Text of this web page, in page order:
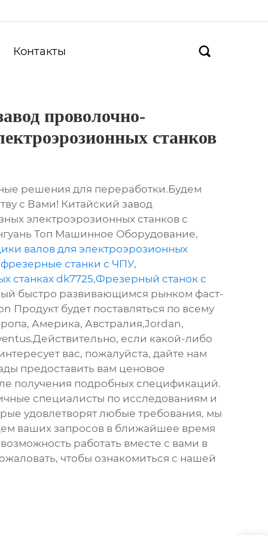
Контакты 
проволочно-
станков
решения для переработки.Будем
с Вами! Китайский завод
электроэрозионных станков с
Топ Машинное Оборудование,
валов для электроэрозионных
станки с ЧПУ,
станках dk7725,Фрезерный станок с
быстро развивающимся рынком фаст-
Продукт будет поставляться по всему
Америка, Австралия,Jordan,
если какой-либо
вас, пожалуйста, дайте нам
предоставить вам ценовое
получения подробных спецификаций.
специалисты по исследованиям и
удовлетворят любые требования, мы
ваших запросов в ближайшее время
работать вместе с вами в
чтобы ознакомиться с нашей